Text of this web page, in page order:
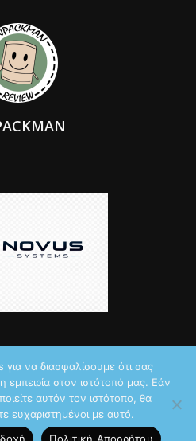
made it reality,Novus Systems
να διασφαλίσουμε ότι σας
στον ιστότοπό μας. Εάν
αυτόν τον ιστότοπο, θα
ευχαριστημένοι με αυτό.
Πολιτική Aπορρήτου